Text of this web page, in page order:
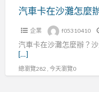
指
企業 f05310410
汽車卡在沙灘怎麼辦？
[…]
總瀏覽282 , 今天瀏覽0